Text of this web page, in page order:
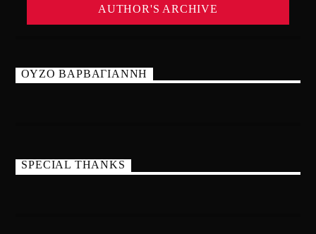
AUTHOR'S ARCHIVE
ΟΥΖΟ ΒΑΡΒΑΓΙΑΝΝΗ
SPECIAL THANKS